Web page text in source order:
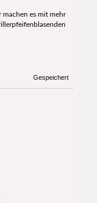
machen es mit mehr
Gespeichert